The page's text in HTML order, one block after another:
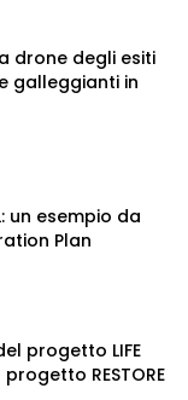
drone degli esiti
galleggianti in
un esempio da
Plan
progetto LIFE
RESTORE